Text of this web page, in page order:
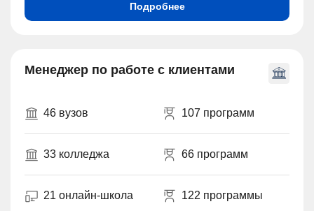
Подробнее
Менеджер по работе с клиентами
46 вузов 107 программ
33 колледжа 66 программ
21 онлайн-школа 122 программы